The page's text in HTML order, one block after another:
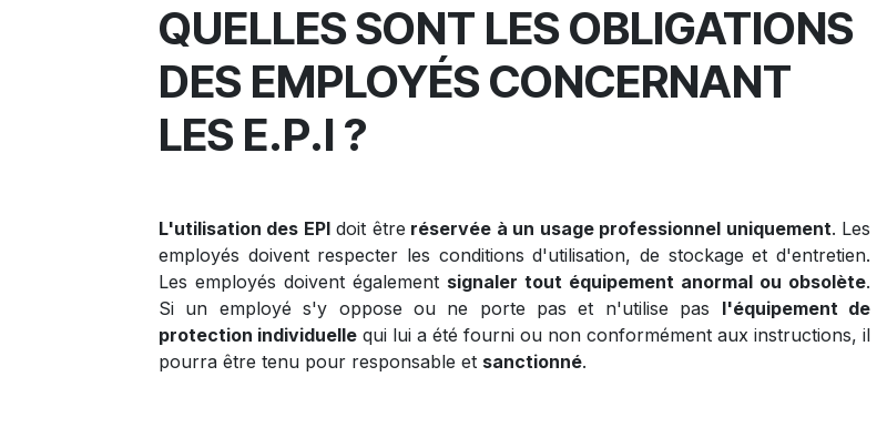
QUELLES SONT LES OBLIGATIONS
DES EMPLOYÉS CONCERNANT
LES E.P.I ?
L'utilisation des EPIdoit être réservée à un usage professionnel uniquement. Les
employés doivent respecter les conditions d'utilisation, de stockage et d'entretien.
Les employés doivent également signaler tout équipement anormal ou obsolète.
Si un employé s'y oppose ou ne porte pas et n'utilise pas l'équipement de
protection individuelle qui lui a été fourni ou non conformément aux instructions, il
pourra être tenu pour responsable et sanctionné.